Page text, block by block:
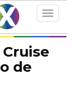
Toggle
de